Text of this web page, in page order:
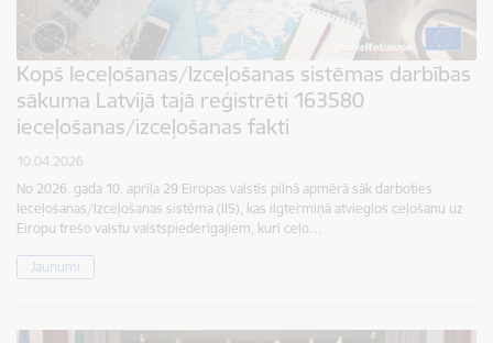
Kopš Ieceļošanas/Izceļošanas sistēmas darbības
sākuma Latvijā tajā reģistrēti 163580
ieceļošanas/izceļošanas fakti
10.04.2026.
No 2026. gada 10. aprīļa 29 Eiropas valstīs pilnā apmērā sāk darboties
Ieceļošanas/Izceļošanas sistēma (IIS), kas ilgtermiņā atvieglos ceļošanu uz
Eiropu trešo valstu valstspiederīgajiem, kuri ceļo…
Jaunumi